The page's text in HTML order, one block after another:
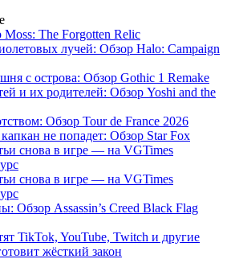
The Forgotten Relic
лучей: Обзор Halo: Campaign
с острова: Обзор Gothic 1 Remake
и их родителей: Обзор Yoshi and the
Обзор Tour de France 2026
не попадет: Обзор Star Fox
снова в игре — на VGTimes
снова в игре — на VGTimes
Обзор Assassin’s Creed Black Flag
TikTok, YouTube, Twitch и другие
жёсткий закон